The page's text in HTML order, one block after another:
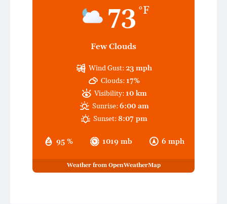
73 °F
Few Clouds
95 % 1019 mb 6 mph
Wind Gust:23 mph
Clouds: 17%
Visibility: 10 km
Sunrise:6:00 am
Sunset:8:07 pm
Weather from OpenWeatherMap